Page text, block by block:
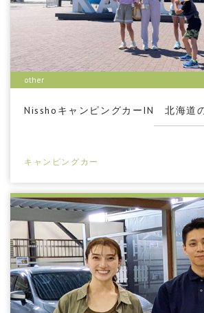
other
NisshoキャンピングカーIN 北海道
キャンピングカー